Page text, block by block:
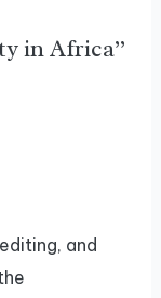
in Africa”
and